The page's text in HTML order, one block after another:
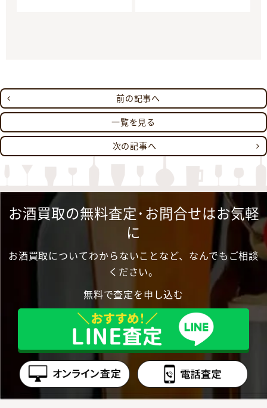
前の記事へ
一覧を見る
次の記事へ
お酒買取の無料査定･お問合せはお気軽
に
お酒買取についてわからないことなど、なんでもご相談
ください。
無料で査定を申し込む